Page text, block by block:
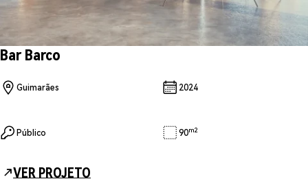
Bar Barco
Guimarães 2024
Público 90m2
VER PROJETO